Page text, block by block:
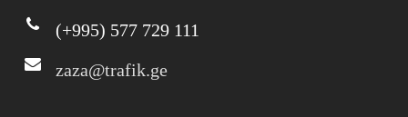
(+995) 577 729 111
zaza@trafik.ge